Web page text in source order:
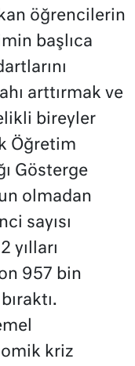
öğrencilerin
başlıca
arttırmak ve
bireyler
Öğretim
Gösterge
olmadan
sayısı
yılları
957 bin
kriz